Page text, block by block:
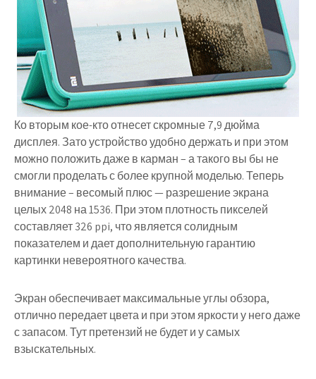
Ко вторым кое-кто отнесет скромные 7,9 дюйма
дисплея. Зато устройство удобно держать и при этом
можно положить даже в карман – а такого вы бы не
смогли проделать с более крупной моделью. Теперь
внимание – весомый плюс — разрешение экрана
целых 2048 на 1536. При этом плотность пикселей
составляет 326 ppi, что является солидным
показателем и дает дополнительную гарантию
картинки невероятного качества.
Экран обеспечивает максимальные углы обзора,
отлично передает цвета и при этом яркости у него даже
с запасом. Тут претензий не будет и у самых
взыскательных.